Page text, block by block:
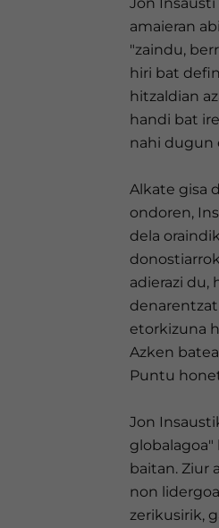
amaieran
"zaindu,
hiri bat
hitzaldian
handi bat
nahi dugun
Alkate gisa
ondoren,
dela
adierazi du,
etorkizuna
Azken
Puntu
Jon
baitan. Ziur
non
zerikusirik,